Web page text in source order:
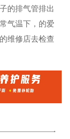
的排气管排出
气温下，的爱
维修店去检查